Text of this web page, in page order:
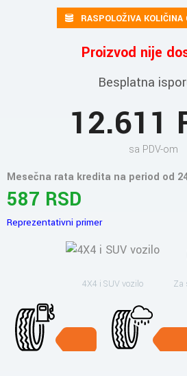
RASPOLOŽIVA KOLIČINA
Proizvod nije
Besplatna
12.611
sa PDV-om
Mesečna rata kredita na period od
587 RSD
Reprezentativni primer
4X4 i SUV vozilo Za